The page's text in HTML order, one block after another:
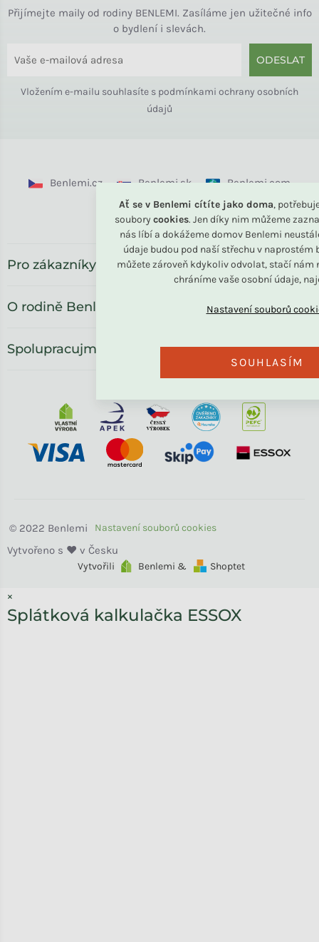
Ať se v Benlemi cítíte jako doma,
soubory cookies. Jen díky nim můžeme
nás líbí a dokážeme domov Benlemi
údaje budou pod naší střechu v naprostém
můžete zároveň kdykoliv odvolat, stačí nám
chráníme vaše osobní údaje,
SOUHLASÍM
Přijímejte maily od rodiny BENLEMI. Zasíláme jen užitečné info
o bydlení i slevách.
ODESLAT
Vložením e-mailu souhlasíte s podmínkami ochrany osobních
údajů
Benlemi.cz Benlemi.sk Benlemi.com
Benlemi.ro
Pro zákazníky
O rodině Benlemi
Spolupracujme
Vytvořili Benlemi & Shoptet
Benlemi
×
Splátková kalkulačka ESSOX